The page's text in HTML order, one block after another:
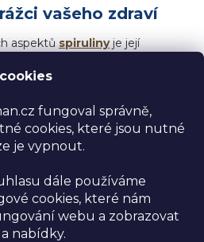
fungoval správně,
cookies, které jsou nutné
je vypnout.
dále používáme
cookies, které nám
webu a zobrazovat
nabídky.
vašeho zdraví
aspektůspirulinyje její
způsobující oxidativní stres.
onemocnění. Spirulina
, přírodní pigment, který jí
modrozelenou barvu a zároveň
vlastnosti a přispívá ke
zbraň pro ty, kdo touží po